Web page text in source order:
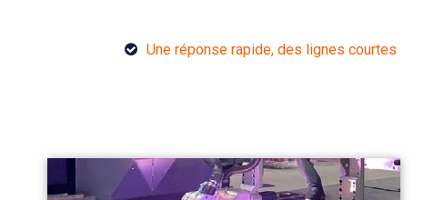
Une réponse rapide, des lignes courtes